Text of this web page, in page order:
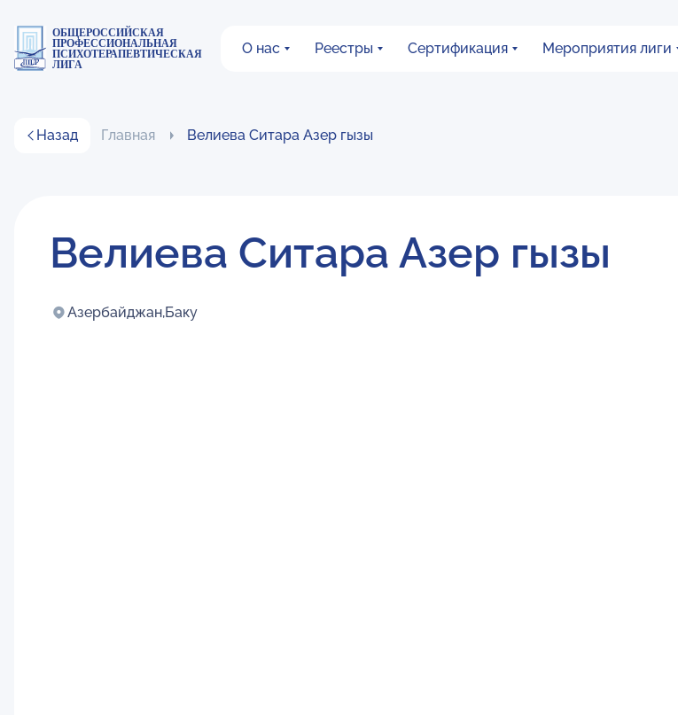
ОБЩЕРОССИЙСКАЯ
ПРОФЕССИОНАЛЬНАЯ
ПСИХОТЕРАПЕВТИЧЕСКАЯ
ЛИГА
О нас Реестры Сертификация Мероприятия лиги
Назад Главная Велиева Ситара Азер гызы
Велиева Ситара Азер гызы
Азербайджан,Баку